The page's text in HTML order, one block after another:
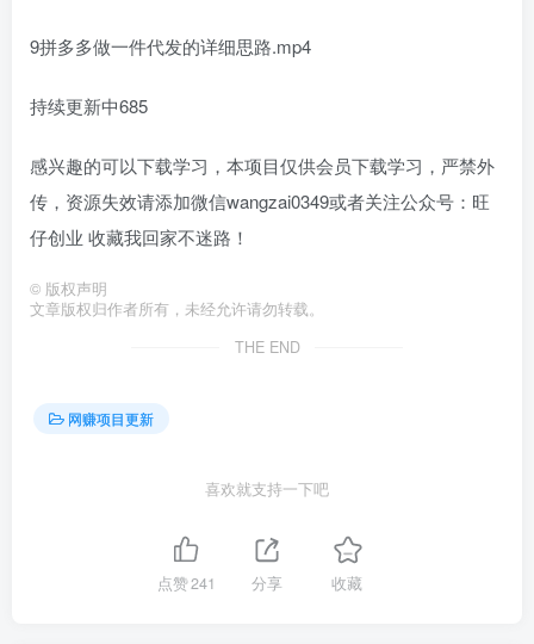
9拼多多做一件代发的详细思路.mp4
持续更新中685
感兴趣的可以下载学习，本项目仅供会员下载学习，严禁外
传，资源失效请添加微信wangzai0349或者关注公众号：旺
仔创业 收藏我回家不迷路！
© 版权声明
文章版权归作者所有，未经允许请勿转载。
THE END
网赚项目更新
喜欢就支持一下吧
点赞241 分享 收藏